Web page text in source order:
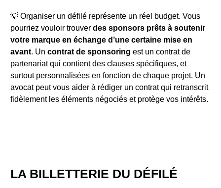
💡 Organiser un défilé représente un réel budget. Vous
pourriez vouloir trouver des sponsors prêts à soutenir
votre marque en échange d’une certaine mise en
avant. Un contrat de sponsoring est un contrat de
partenariat qui contient des clauses spécifiques, et
surtout personnalisées en fonction de chaque projet. Un
avocat peut vous aider à rédiger un contrat qui retranscrit
fidèlement les éléments négociés et protège vos intérêts.
LA BILLETTERIE DU DÉFILÉ